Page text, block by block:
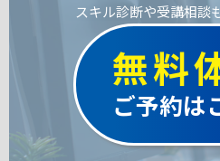
スキル診断や受講相談
無料
ご予約は